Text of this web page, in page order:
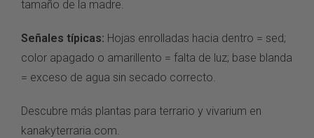
tamaño de la madre.
Señales típicas: Hojas enrolladas hacia dentro = sed;
color apagado o amarillento = falta de luz; base blanda
= exceso de agua sin secado correcto.
Descubre más plantas para terrario y vivarium en
kanakyterraria.com